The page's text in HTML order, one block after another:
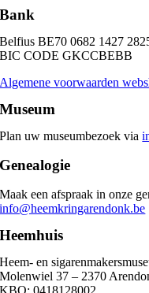
Bank
Belfius BE70 0682 1427
BIC CODE GKCCBEBB
Algemene voorwaarden
Museum
Plan uw museumbezoek via
Genealogie
Maak een afspraak in onze
info@heemkringarendonk.be
Heemhuis
Heem- en
Molenwiel 37 – 2370
KBO: 0418128002